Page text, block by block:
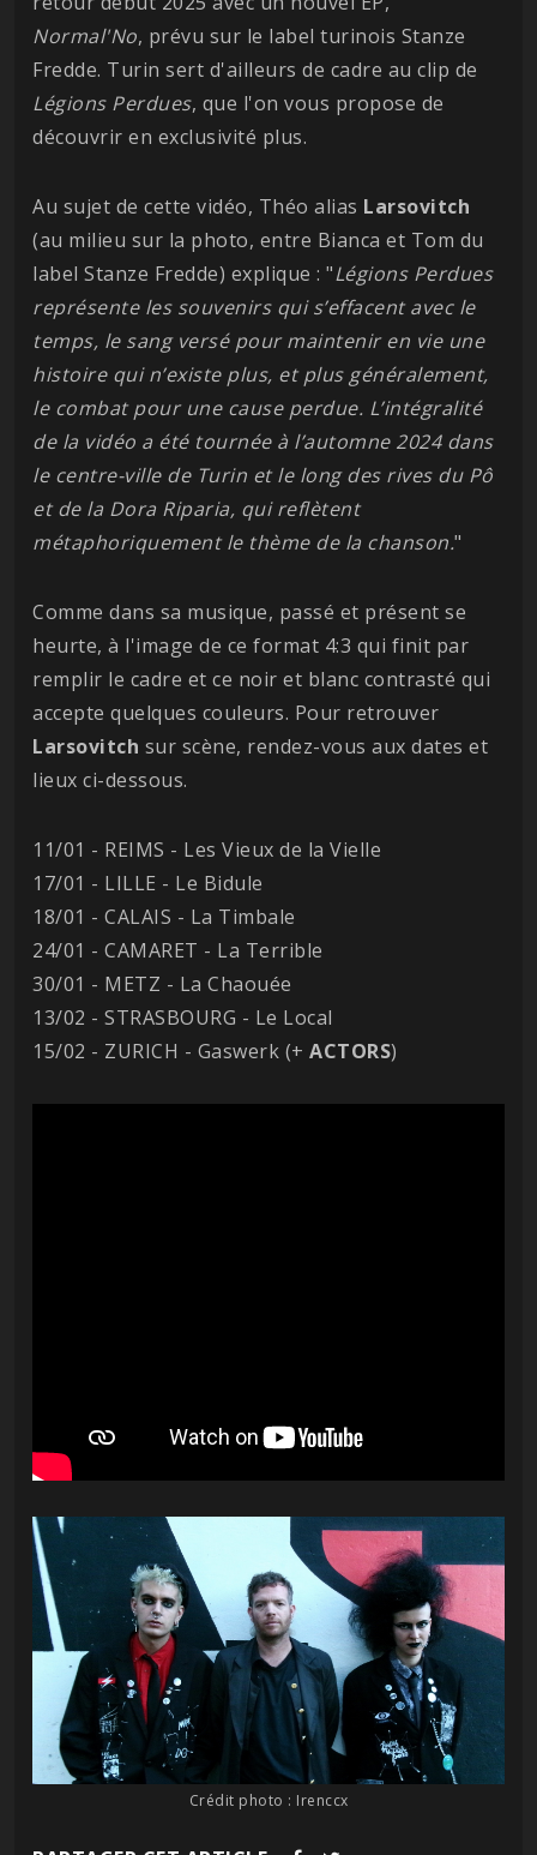
Normal'No, prévu sur le label turinois Stanze
Fredde. Turin sert d'ailleurs de cadre au clip de
Légions Perdues, que l'on vous propose de
découvrir en exclusivité plus.
Au sujet de cette vidéo, Théo alias Larsovitch
(au milieu sur la photo, entre Bianca et Tom du
label Stanze Fredde) explique : "Légions Perdues
représente les souvenirs qui s’effacent avec le
temps, le sang versé pour maintenir en vie une
histoire qui n’existe plus, et plus généralement,
le combat pour une cause perdue. L’intégralité
de la vidéo a été tournée à l’automne 2024 dans
le centre-ville de Turin et le long des rives du Pô
et de la Dora Riparia, qui reflètent
métaphoriquement le thème de la chanson."
Comme dans sa musique, passé et présent se
heurte, à l'image de ce format 4:3 qui finit par
remplir le cadre et ce noir et blanc contrasté qui
accepte quelques couleurs. Pour retrouver
Larsovitch sur scène, rendez-vous aux dates et
lieux ci-dessous.
11/01 - REIMS - Les Vieux de la Vielle
17/01 - LILLE - Le Bidule
18/01 - CALAIS - La Timbale
24/01 - CAMARET - La Terrible
30/01 - METZ - La Chaouée
13/02 - STRASBOURG - Le Local
15/02 - ZURICH - Gaswerk (+ ACTORS)
Crédit photo : Irenccx